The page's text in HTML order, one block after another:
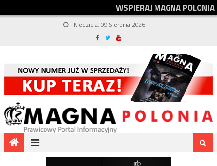
WSPIERAJMAGNAPOLONIA
Niedziela, 09 Sierpnia 2026